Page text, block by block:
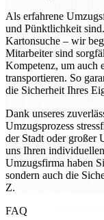
Als erfahrene
und Pünktlichkeit
Kartonsuche – wir
Mitarbeiter sind
Kompetenz, um auch
transportieren. So
die Sicherheit Ihres
Dank unseres
Umzugsprozess
der Stadt oder großer
uns Ihren
Umzugsfirma haben
sondern auch die
Z.
FAQ